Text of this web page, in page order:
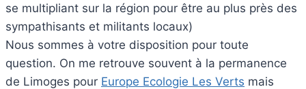
se multipliant sur la région pour être au plus près des
sympathisants et militants locaux)
Nous sommes à votre disposition pour toute
question. On me retrouve souvent à la permanence
de Limoges pour Europe Ecologie Les Verts mais